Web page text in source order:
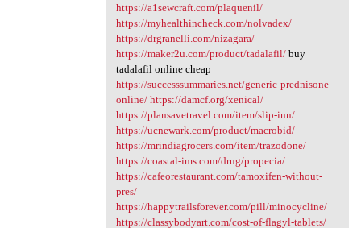
https://a1sewcraft.com/plaquenil/
https://myhealthincheck.com/nolvadex/
https://drgranelli.com/nizagara/
https://maker2u.com/product/tadalafil/buy
tadalafil online cheap
https://successsummaries.net/generic-prednisone-
online/ https://damcf.org/xenical/
https://plansavetravel.com/item/slip-inn/
https://ucnewark.com/product/macrobid/
https://mrindiagrocers.com/item/trazodone/
https://coastal-ims.com/drug/propecia/
https://cafeorestaurant.com/tamoxifen-without-
pres/
https://happytrailsforever.com/pill/minocycline/
https://classybodyart.com/cost-of-flagyl-tablets/